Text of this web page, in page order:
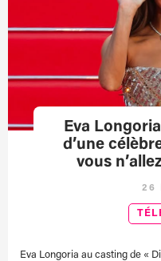
Eva
d’une
vous
26
Eva Longoria au casting de «